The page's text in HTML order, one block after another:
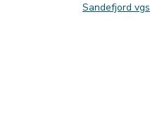
Sandefjord vgs